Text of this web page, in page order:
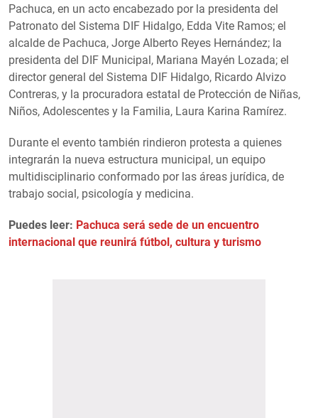
Pachuca, en un acto encabezado por la presidenta del
Patronato del Sistema DIF Hidalgo, Edda Vite Ramos; el
alcalde de Pachuca, Jorge Alberto Reyes Hernández; la
presidenta del DIF Municipal, Mariana Mayén Lozada; el
director general del Sistema DIF Hidalgo, Ricardo Alvizo
Contreras, y la procuradora estatal de Protección de Niñas,
Niños, Adolescentes y la Familia, Laura Karina Ramírez.
Durante el evento también rindieron protesta a quienes
integrarán la nueva estructura municipal, un equipo
multidisciplinario conformado por las áreas jurídica, de
trabajo social, psicología y medicina.
Puedes leer: Pachuca será sede de un encuentro
internacional que reunirá fútbol, cultura y turismo